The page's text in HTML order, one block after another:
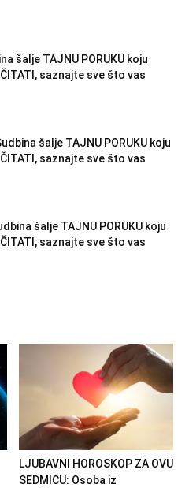
šalje TAJNU PORUKU koju
saznajte sve što vas
šalje TAJNU PORUKU koju
saznajte sve što vas
šalje TAJNU PORUKU koju
saznajte sve što vas
LJUBAVNI HOROSKOP ZA OVU
SEDMICU: Osoba iz